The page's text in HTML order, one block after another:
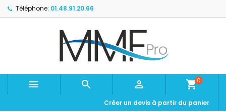
Téléphone: 01.48.91.20.66
   shopping_cart0
Créer un devis à partir du panier